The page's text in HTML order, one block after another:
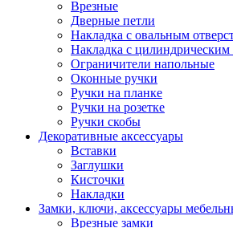
Врезные
Дверные петли
Накладка с овальным
Накладка с цилиндрическим
Ограничители напольные
Оконные ручки
Ручки на планке
Ручки на розетке
Ручки скобы
Декоративные аксессуары
Вставки
Заглушки
Кисточки
Накладки
Замки, ключи, аксессуары
Врезные замки